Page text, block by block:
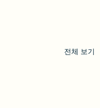
전체 보기